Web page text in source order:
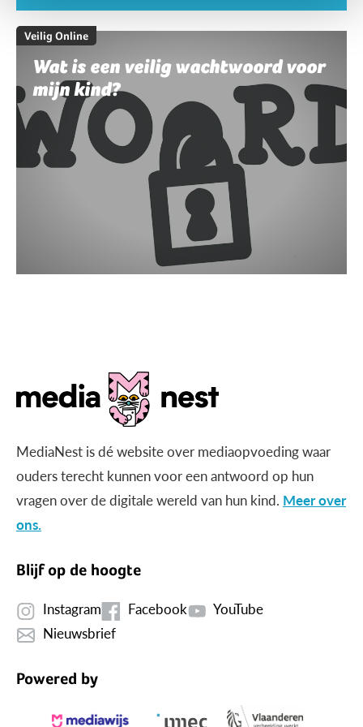
Veilig Online
Wat is een veilig wachtwoord voor
mijn kind?
MediaNest is dé website over mediaopvoeding waar
ouders terecht kunnen voor een antwoord op hun
vragen over de digitale wereld van hun kind. Meer over
ons.
Blijf op de hoogte
Instagram Facebook
YouTube
Nieuwsbrief
Powered by